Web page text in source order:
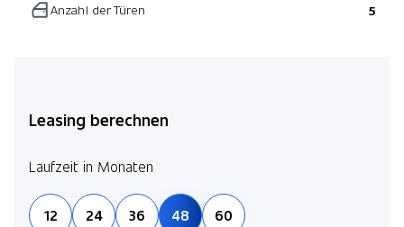
Pack Fahrassistenz
Anzahl der Türen 5
Leasing berechnen
Laufzeit in Monaten
12 24 36 48
60